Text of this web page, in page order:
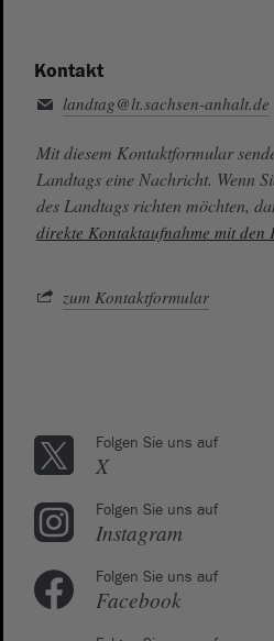
Kontakt
landtag@lt.sachsen-anhalt.de
Mit diesem Kontaktformular
Landtags eine Nachricht. Wenn
des Landtags richten möchten,
direkte Kontaktaufnahme mit den
zum Kontaktformular
Folgen Sie uns auf
X
Folgen Sie uns auf
Instagram
Folgen Sie uns auf
Facebook